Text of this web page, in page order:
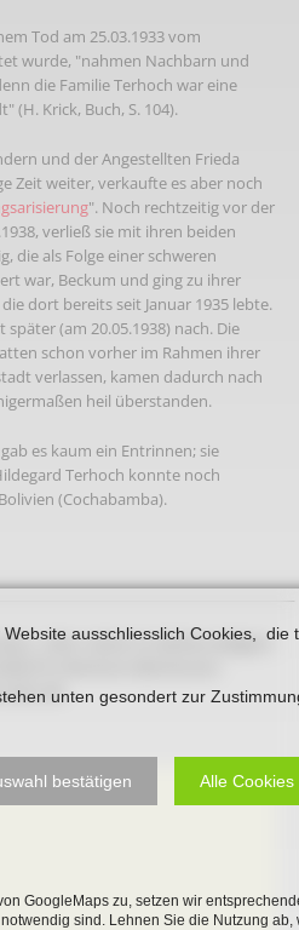
Tod am 25.03.1933 vom
wurde, "nahmen Nachbarn und
die Familie Terhoch war eine
(H. Krick, Buch, S. 104).
und der Angestellten Frieda
Zeit weiter, verkaufte es aber noch
". Noch rechtzeitig vor der
verließ sie mit ihren beiden
die als Folge einer schweren
war, Beckum und ging zu ihrer
dort bereits seit Januar 1935 lebte.
(am 20.05.1938) nach. Die
schon vorher im Rahmen ihrer
verlassen, kamen dadurch nach
heil überstanden.
es kaum ein Entrinnen; sie
Terhoch konnte noch
(Cochabamba).
„Hier ruhen in Gottes seligem
in Beckum (Beckumer
68
ausschliesslich Cookies, die
unten gesondert zur
bestätigen Alle
GoogleMaps zu, setzen wir
sind. Lehnen Sie die Nutzung ab,